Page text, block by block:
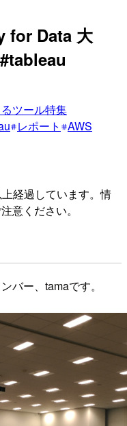
for Data 大
ツール特集
レポート
AWS
経過しています。情
意ください。
バー、tamaです。